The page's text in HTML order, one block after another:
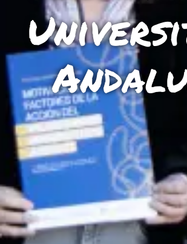
Notícies
Butlletins
Diari de la Fundació
Fundesplai als mitjans
Xarxes socials
COL·LABORA
Fes voluntariat
Fes un donatiu
Treballa amb nosaltres